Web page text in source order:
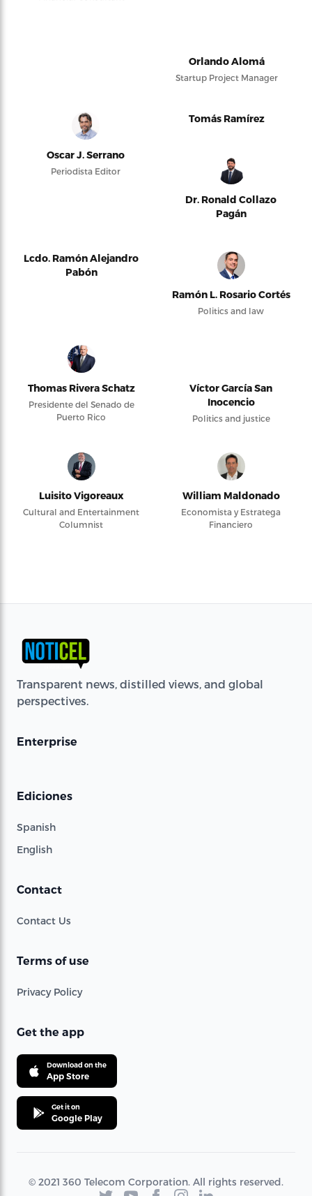
Orlando Alomá
Startup Project Manager
Oscar J. Serrano
Periodista Editor
Tomás Ramírez
Dr. Ronald Collazo
Pagán
Lcdo. Ramón Alejandro
Pabón
Ramón L. Rosario Cortés
Politics and law
Thomas Rivera Schatz
Presidente del Senado de
Puerto Rico
Víctor García San
Inocencio
Politics and justice
Luisito Vigoreaux
Cultural and Entertainment
Columnist
William Maldonado
Economista y Estratega
Financiero
Transparent news, distilled views, and global
perspectives.
Enterprise
Ediciones
Spanish
English
Contact
Contact Us
Terms of use
Privacy Policy
Get the app
Download on the
App Store
Get it on
Google Play
© 2021 360 Telecom Corporation. All rights reserved.